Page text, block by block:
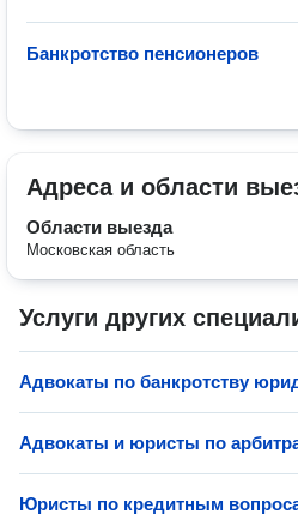
Банкротство пенсионеров
Адреса и области
Области выезда
Московская область
Услуги других
Адвокаты по банкротству
Адвокаты и юристы по
Юристы по кредитным